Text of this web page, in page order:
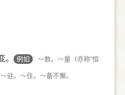
。 例如 ～数。～量（亦称“恒
驻。～住。～备不懈。